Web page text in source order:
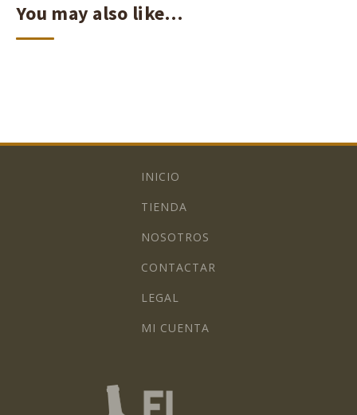
You may also like…
INICIO
TIENDA
NOSOTROS
CONTACTAR
LEGAL
MI CUENTA